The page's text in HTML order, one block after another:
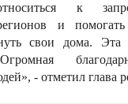
к
и
свои дома. Эта
- отметил глава